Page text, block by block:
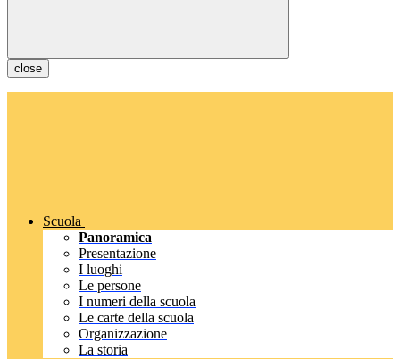
close
Scuola
Panoramica
Presentazione
I luoghi
Le persone
I numeri della scuola
Le carte della scuola
Organizzazione
La storia